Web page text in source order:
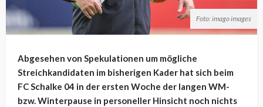
Foto: imago images
Abgesehen von Spekulationen um mögliche
Streichkandidaten im bisherigen Kader hat sich beim
FC Schalke 04 in der ersten Woche der langen WM-
bzw. Winterpause in personeller Hinsicht noch nichts